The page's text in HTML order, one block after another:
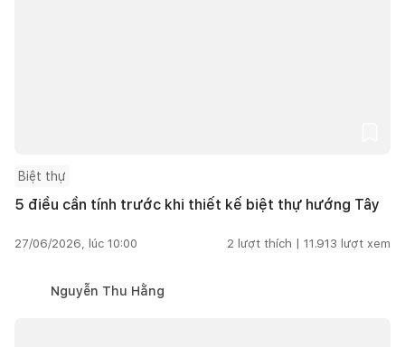
Biệt thự
5 điều cần tính trước khi thiết kế biệt thự hướng Tây
27/06/2026, lúc 10:00 2 lượt thích | 11.913 lượt xem
Nguyễn Thu Hằng